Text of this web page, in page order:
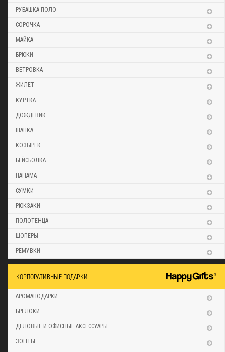
РУБАШКА ПОЛО
СОРОЧКА
МАЙКА
БРЮКИ
ВЕТРОВКА
ЖИЛЕТ
КУРТКА
ДОЖДЕВИК
ШАПКА
КОЗЫРЕК
БЕЙСБОЛКА
ПАНАМА
СУМКИ
РЮКЗАКИ
ПОЛОТЕНЦА
ШОПЕРЫ
РЕМУВКИ
КОРПОРАТИВНЫЕ ПОДАРКИ
АРОМАПОДАРКИ
БРЕЛОКИ
ДЕЛОВЫЕ И ОФИСНЫЕ АКСЕССУАРЫ
ЗОНТЫ